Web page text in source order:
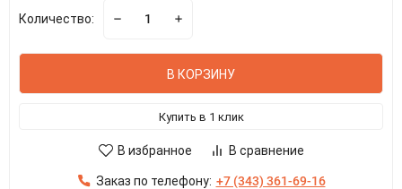
Количество:
В КОРЗИНУ
Купить в 1 клик
В избранное В сравнение
Заказ по телефону: +7 (343) 361-69-16